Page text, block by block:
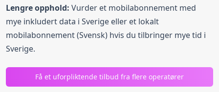
Lengre opphold: Vurder et mobilabonnement med
mye inkludert data i Sverige eller et lokalt
mobilabonnement (Svensk) hvis du tilbringer mye tid i
Sverige.
Få et uforpliktende tilbud fra flere operatører